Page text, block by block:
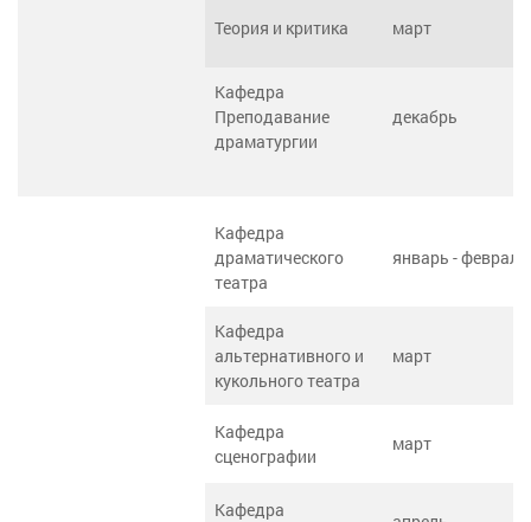
Теория и критика март
Кафедра
Преподавание
драматургии
декабрь
Кафедра
драматического
театра
январь - февраль
Кафедра
альтернативного и
кукольного театра
март
Кафедра
сценографии
март
Кафедра